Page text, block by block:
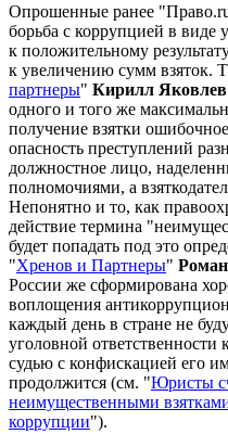
Опрошенные ранее
борьба с коррупцией в виде
к положительному
к увеличению сумм взяток.
партнеры" Кирилл Яковлев
одного и того же
получение взятки
опасность преступлений
должностное лицо,
полномочиями, а
Непонятно и то, как
действие термина
будет попадать под это
"Хренов и Партнеры"
России же сформирована
воплощения
каждый день в стране не
уголовной ответственности
судью с конфискацией его
продолжится (см. "Юристы
неимущественными
коррупции").